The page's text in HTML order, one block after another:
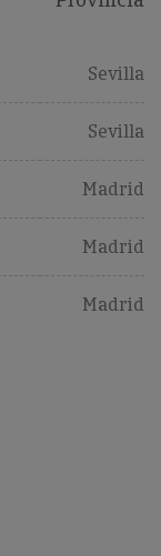
Sevilla
Sevilla
Madrid
Madrid
Madrid